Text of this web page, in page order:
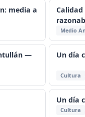
media a
Medio
—
Un día
Cultura
Un día
Cultura